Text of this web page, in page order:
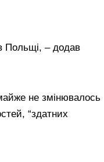
Польщі, – додав
не змінювалось
“здатних